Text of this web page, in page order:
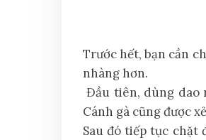
Trước hết, bạn cần
nhàng hơn.
Đầu tiên, dùng dao
Cánh gà cũng được
Sau đó tiếp tục